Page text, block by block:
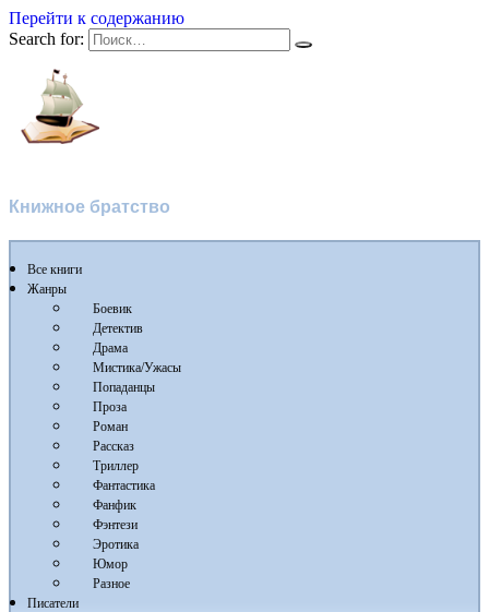
Перейти к содержанию
Search for:
Книжное братство
Все книги
Жанры
Боевик
Детектив
Драма
Мистика/Ужасы
Попаданцы
Проза
Роман
Рассказ
Триллер
Фантастика
Фанфик
Фэнтези
Эротика
Юмор
Разное
Писатели